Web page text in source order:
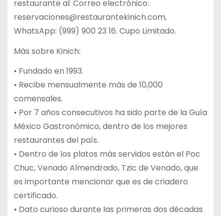
restaurante al: Correo electrónico:
reservaciones@restaurantekinich.com,
WhatsApp: (999) 900 23 16. Cupo Limitado.
Más sobre Kinich:
• Fundado en 1993.
• Recibe mensualmente más de 10,000
comensales.
• Por 7 años consecutivos ha sido parte de la Guía
México Gastronómico, dentro de los mejores
restaurantes del país.
• Dentro de los platos más servidos están el Poc
Chuc, Venado Almendrado, Tzic de Venado, que
es importante mencionar que es de criadero
certificado.
• Dato curioso durante las primeras dos décadas